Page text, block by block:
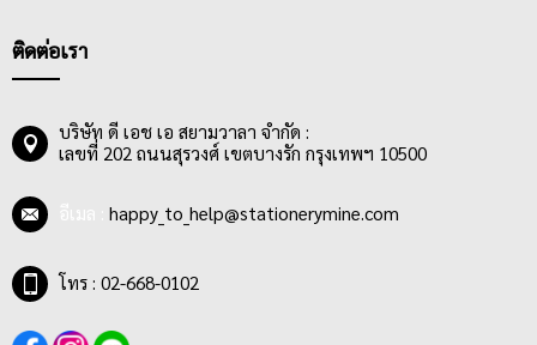
ติดต่อเรา
บริษัท ดี เอช เอ สยามวาลา จำกัด :
เลขที่ 202 ถนนสุรวงศ์ เขตบางรัก กรุงเทพฯ 10500
happy_to_help@stationerymine.com
โทร : 02-668-0102